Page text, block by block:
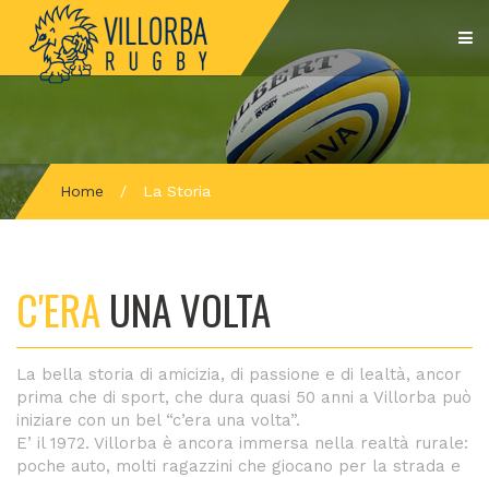
Home / La Storia
C'ERAUNA VOLTA
La bella storia di amicizia, di passione e di lealtà, ancor
prima che di sport, che dura quasi 50 anni a Villorba può
iniziare con un bel “c’era una volta”.
E’ il 1972. Villorba è ancora immersa nella realtà rurale:
poche auto, molti ragazzini che giocano per la strada e